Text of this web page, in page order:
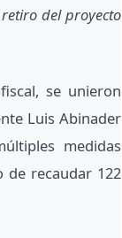
del proyecto
se unieron
Luis Abinader
medidas
de recaudar 122